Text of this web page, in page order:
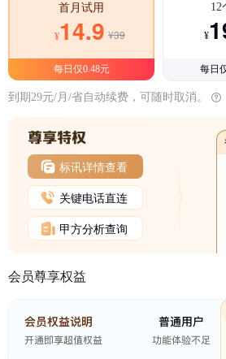
首月试用
¥14.9 ¥39
每日仅0.48元
12
¥
每日
到期29元/月/省自动续费，可随时取消。
标讯详情查看
关键电话直连
甲方分析查询
会员尊享权益